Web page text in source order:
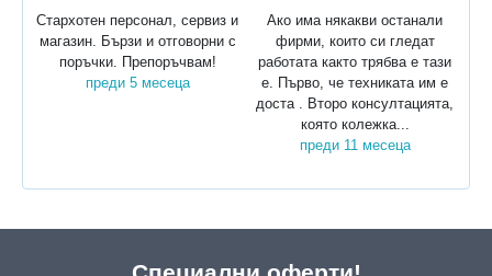
Стархотен персонал, сервиз и
магазин. Бързи и отговорни с
поръчки. Препоръчвам!
преди 5 месеца
Ако има някакви останали
фирми, които си гледат
работата както трябва е тази
е. Първо, че техниката им е
доста . Второ консултацията,
която колежка...
преди 11 месеца